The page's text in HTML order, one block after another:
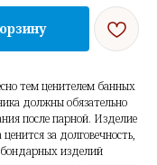
тем ценителем банных
должны обязательно
после парной. Изделие
за долговечность,
бондарных изделий